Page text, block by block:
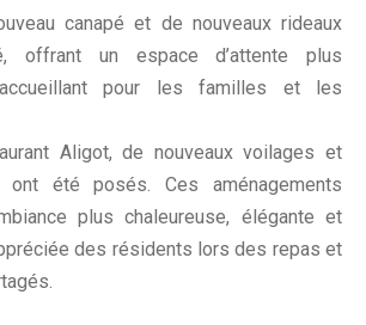
canapé et de nouveaux rideaux
offrant un espace d’attente plus
pour les familles et les
Aligot, de nouveaux voilages et
ont été posés. Ces aménagements
plus chaleureuse, élégante et
des résidents lors des repas et